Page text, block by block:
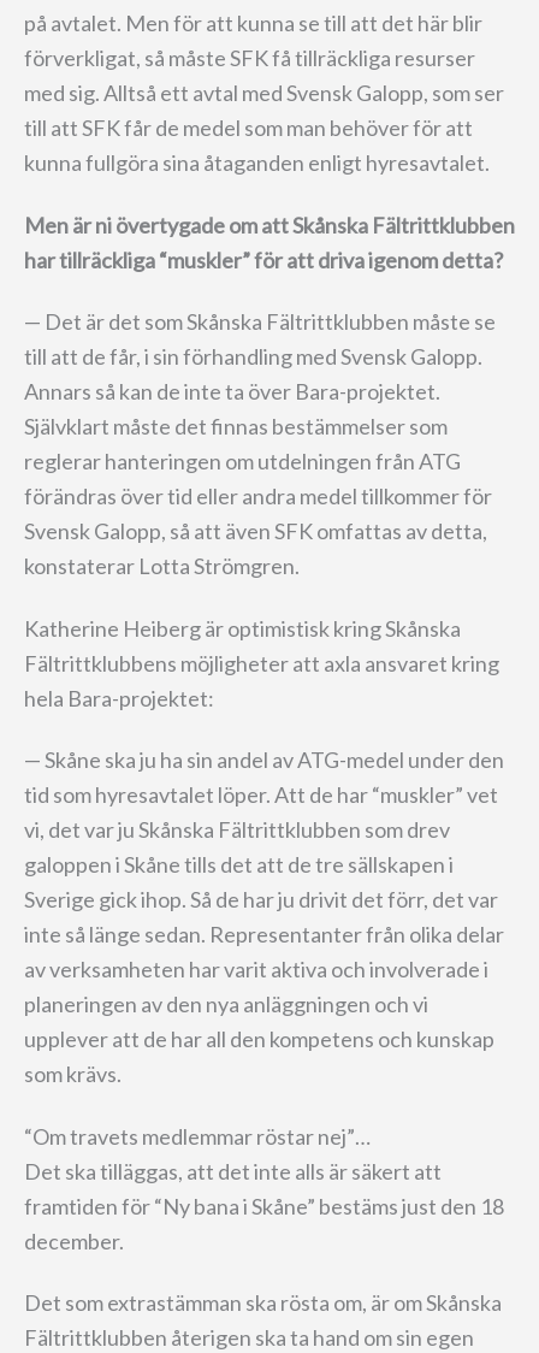
på avtalet. Men för att kunna se till att det här blir
förverkligat, så måste SFK få tillräckliga resurser
med sig. Alltså ett avtal med Svensk Galopp, som ser
till att SFK får de medel som man behöver för att
kunna fullgöra sina åtaganden enligt hyresavtalet.
Men är ni övertygade om att Skånska Fältrittklubben
har tillräckliga “muskler” för att driva igenom detta?
— Det är det som Skånska Fältrittklubben måste se
till att de får, i sin förhandling med Svensk Galopp.
Annars så kan de inte ta över Bara-projektet.
Självklart måste det finnas bestämmelser som
reglerar hanteringen om utdelningen från ATG
förändras över tid eller andra medel tillkommer för
Svensk Galopp, så att även SFK omfattas av detta,
konstaterar Lotta Strömgren.
Katherine Heiberg är optimistisk kring Skånska
Fältrittklubbens möjligheter att axla ansvaret kring
hela Bara-projektet:
— Skåne ska ju ha sin andel av ATG-medel under den
tid som hyresavtalet löper. Att de har “muskler” vet
vi, det var ju Skånska Fältrittklubben som drev
galoppen i Skåne tills det att de tre sällskapen i
Sverige gick ihop. Så de har ju drivit det förr, det var
inte så länge sedan. Representanter från olika delar
av verksamheten har varit aktiva och involverade i
planeringen av den nya anläggningen och vi
upplever att de har all den kompetens och kunskap
som krävs.
“Om travets medlemmar röstar nej”…
Det ska tilläggas, att det inte alls är säkert att
framtiden för “Ny bana i Skåne” bestäms just den 18
december.
Det som extrastämman ska rösta om, är om Skånska
Fältrittklubben återigen ska ta hand om sin egen